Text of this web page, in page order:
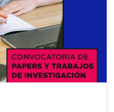
de los recintos Cayol y
1878 del teléfono y gramófono.
en 1887 Calcagno Esteban, Juan
Riera, Joaquín Rizza Sistema